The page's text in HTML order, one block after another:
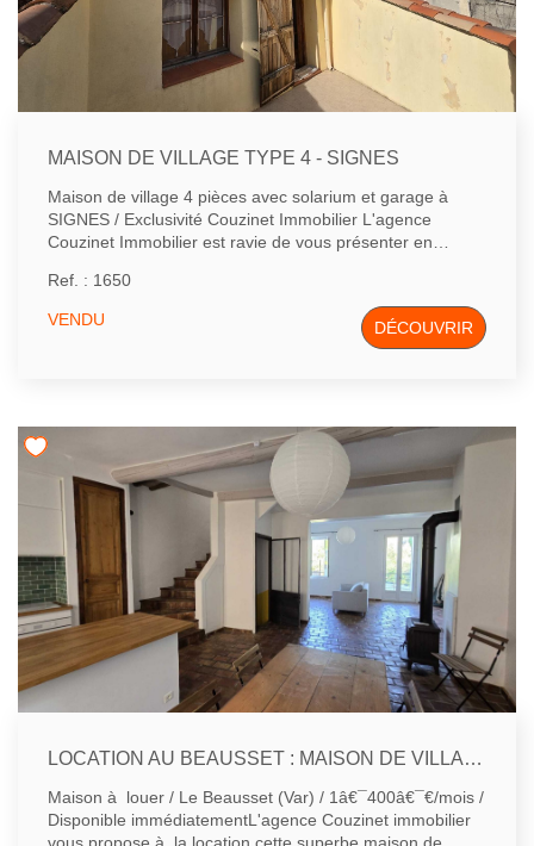
MAISON DE VILLAGE TYPE 4 - SIGNES
Maison de village 4 pièces avec solarium et garage à
SIGNES / Exclusivité Couzinet Immobilier L'agence
Couzinet Immobilier est ravie de vous présenter en
SIGNES, dans le département du Var (83). Ce bien de 4
pièces offre un cadre de vie agréable avec solarium et
garage. Description du bien : Rez-de-chaussée : Un
séjour lumineux avec cuisine ouverte aménagée, créant
salle de bains avec WC, offrant confort et intimité.
Deuxième étage : Deux chambres supplémentaires et un
solarium, idéal pour profiter du climat ensoleillé de la
région. Atouts supplémentaires : Un grand garage de
25,5m² pour stationner vos véhicules en toute sécurité.
Une cave de 12m² pratique pour le stockage.
Environnement : SIGNES est une commune dynamique
offrant toutes les commodités nécessaires au quotidien,
telles que commerces, écoles et transports. Pour plus
d'informations ou pour organiser une visite, n'hésitez pas
à contacter l'agence Couzinet Immobilier.
Ref. : 1650
VENDU DÉCOUVRIR
LOCATION AU BEAUSSET : MAISON DE VILLAGE AVEC TERRASSE
Maison à louer / Le Beausset (Var) / 1â€¯400â€¯€/mois /
Disponible immédiatementL'agence Couzinet immobilier